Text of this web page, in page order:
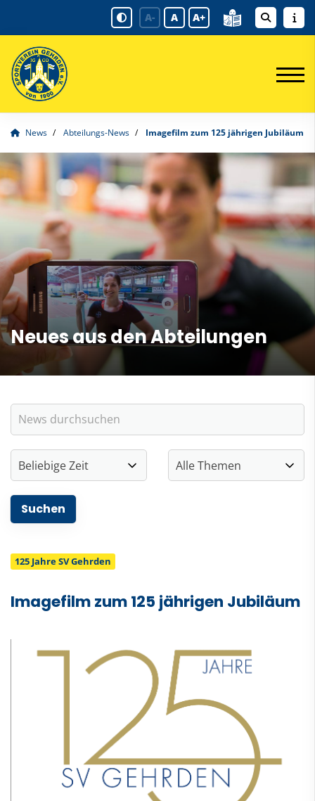
A- A A+
News Abteilungs-News Imagefilm zum 125 jährigen Jubiläum
Neues aus den Abteilungen
125 Jahre SV Gehrden
Imagefilm zum 125 jährigen Jubiläum